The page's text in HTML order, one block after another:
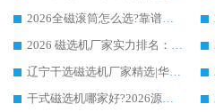
2026全磁滚筒怎么选?靠谱厂家推荐，口碑之选华体会手机网页版-华体会(中国)
2026 磁选机厂家实力排名：技术与实力双轮驱动，华体会手机网页版-华体会(中国) 领跑
辽宁干选磁选机厂家精选|华体会手机网页版-华体会(中国) 硬核实力领跑行业标杆
干式磁选机哪家好?2026源头厂家推荐_华体会手机网页版-华体会(中国) 强磁磁选机生产厂家